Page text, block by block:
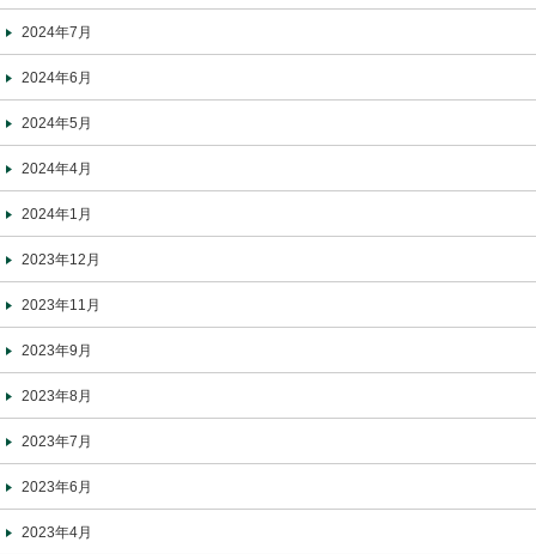
2024年7月
2024年6月
2024年5月
2024年4月
2024年1月
2023年12月
2023年11月
2023年9月
2023年8月
2023年7月
2023年6月
2023年4月